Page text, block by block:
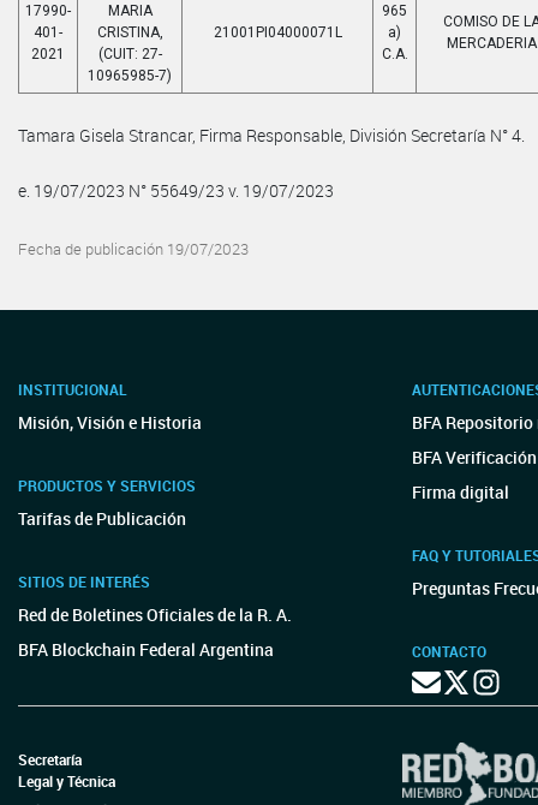
17990-
401-
2021
MARIA
CRISTINA,
(CUIT: 27-
10965985-7)
21001PI04000071L
965
a)
C.A.
COMISO DE
MERCADERIA
Tamara Gisela Strancar, Firma Responsable, División Secretaría N° 4.
e. 19/07/2023 N° 55649/23 v. 19/07/2023
Fecha de publicación 19/07/2023
INSTITUCIONAL
Misión, Visión e Historia
PRODUCTOS Y SERVICIOS
Tarifas de Publicación
SITIOS DE INTERÉS
Red de Boletines Oficiales de la R. A.
BFA Blockchain Federal Argentina
BFA
BFA Verificación
Firma digital
FAQ Y
Preguntas
CONTACTO
Secretaría
Legal y Técnica